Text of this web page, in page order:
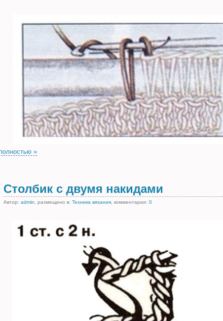
»
Столбик с двумя накидами
Автор: admin , размещено в: Техника вязания , комментарии: 0